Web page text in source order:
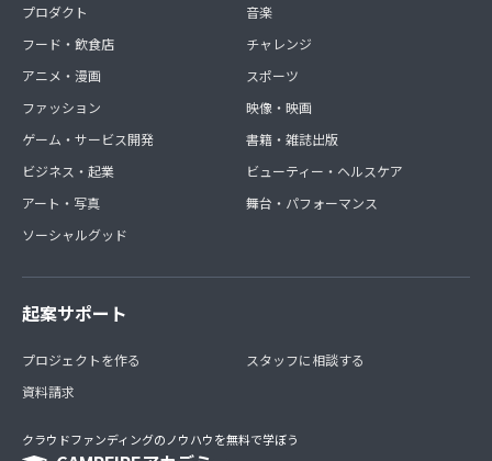
プロダクト
フード・飲食店
アニメ・漫画
ファッション
ゲーム・サービス開発
ビジネス・起業
アート・写真
ソーシャルグッド
音楽
チャレンジ
スポーツ
映像・映画
書籍・雑誌出版
ビューティー・ヘルスケア
舞台・パフォーマンス
起案サポート
プロジェクトを作る
資料請求
スタッフに相談する
クラウドファンディングのノウハウを無料で学ぼう